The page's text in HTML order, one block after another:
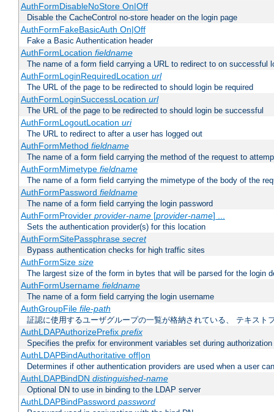
AuthFormDisableNoStore On|Off
Disable the CacheControl no-store header on the login page
AuthFormFakeBasicAuth On|Off
Fake a Basic Authentication header
AuthFormLocation fieldname
The name of a form field carrying a URL to redirect to on successful
AuthFormLoginRequiredLocation url
The URL of the page to be redirected to should login be required
AuthFormLoginSuccessLocation url
The URL of the page to be redirected to should login be successful
AuthFormLogoutLocation uri
The URL to redirect to after a user has logged out
AuthFormMethod fieldname
The name of a form field carrying the method of the request to
AuthFormMimetype fieldname
The name of a form field carrying the mimetype of the body of the
AuthFormPassword fieldname
The name of a form field carrying the login password
AuthFormProvider provider-name[provider-name] ...
Sets the authentication provider(s) for this location
AuthFormSitePassphrase secret
Bypass authentication checks for high traffic sites
AuthFormSize size
The largest size of the form in bytes that will be parsed for the login
AuthFormUsername fieldname
The name of a form field carrying the login username
AuthGroupFile file-path
証認に使用するユーザグループの一覧が格納されている、 テキスト
AuthLDAPAuthorizePrefix prefix
Specifies the prefix for environment variables set during authorization
AuthLDAPBindAuthoritative off|on
Determines if other authentication providers are used when a user
AuthLDAPBindDN distinguished-name
Optional DN to use in binding to the LDAP server
AuthLDAPBindPassword password